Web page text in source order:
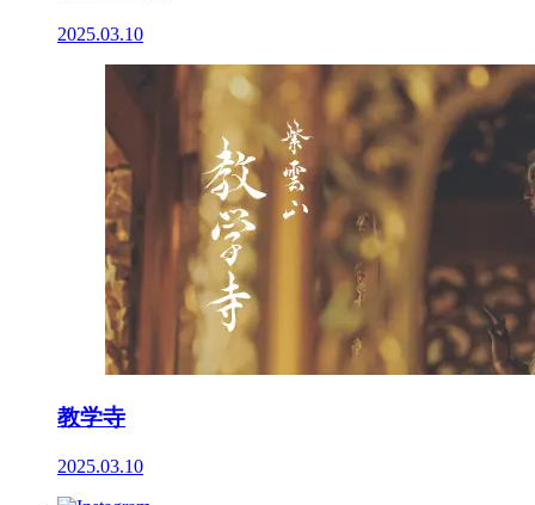
2025.03.10
教学寺
2025.03.10